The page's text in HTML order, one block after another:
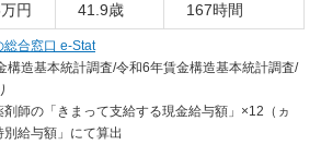
円 41.9歳 167時間
総合窓口 e-Stat
構造基本統計調査/令和6年賃金構造基本統計調査/
師の「きまって支給する現金給与額」×12（ヵ
給与額」にて算出